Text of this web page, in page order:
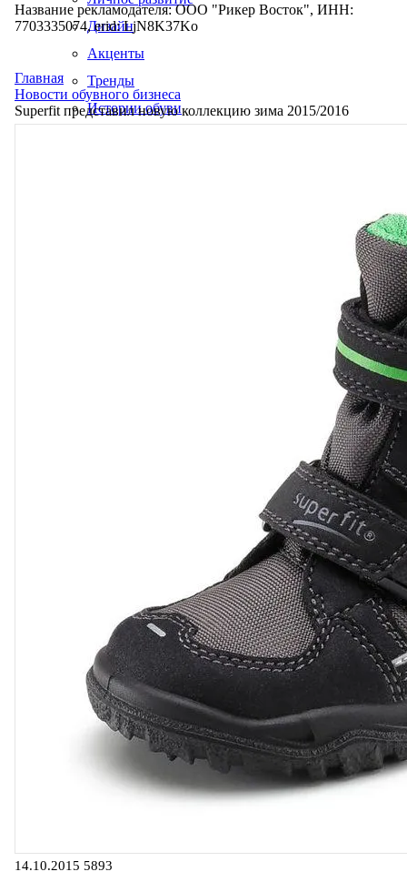
Дизайн
Акценты
Тренды
Истории обуви
Название рекламодателя: ООО "Рикер Восток", ИНН:
7703335074, erid: LjN8K37Ko
Главная
Новости обувного бизнеса
Superfit представил новую коллекцию зима 2015/2016
14.10.2015 5893